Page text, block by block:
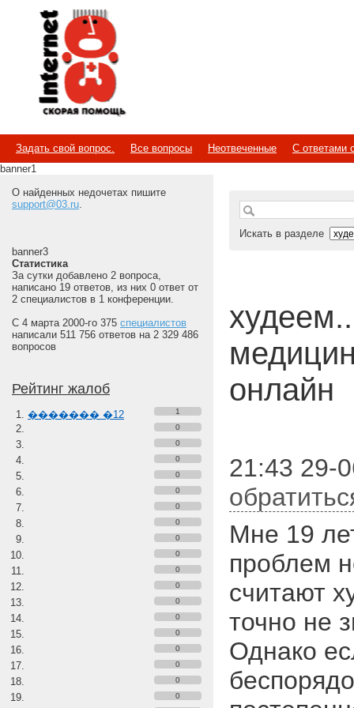
Internet
Скорая помощь
Задать свой вопрос. Все вопросы Неотвеченные
С ответами
banner1
О найденных недочетах пишите
support@03.ru.
banner3
Статистика
За сутки добавлено 2 вопроса,
написано 19 ответов, из них 0 ответ от
2 специалистов в 1 конференции.
С 4 марта 2000-го 375 специалистов
написали 511 756 ответов на 2 329 486
вопросов
Рейтинг жалоб
������� �12
1
0
0
0
0
0
0
0
0
0
0
0
0
0
0
0
0
0
0
Искать в разделе
онлайн
21:43 29-
Мне 19
проблем
считают
точно не
Однако